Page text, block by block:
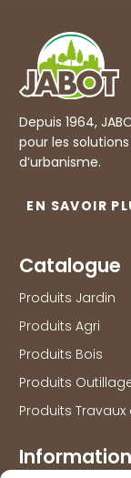
Depuis 1964,
pour les
d’urbanisme.
EN SAVOIR
Catalogue
Produits Jardin
Produits Agri
Produits Bois
Produits
Produits Travaux
Information